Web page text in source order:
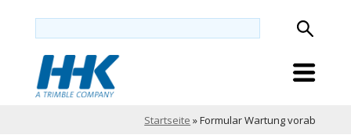
Startseite »Formular Wartung vorab